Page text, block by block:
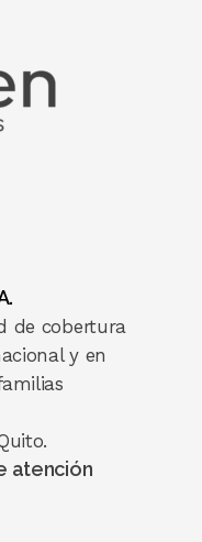
de cobertura
y en
atención